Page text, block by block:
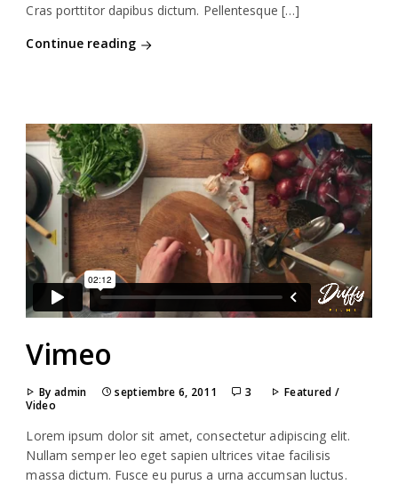
Cras porttitor dapibus dictum. Pellentesque […]
Continue reading
Vimeo
By admin septiembre 6, 2011 3 Featured /
Video
Lorem ipsum dolor sit amet, consectetur adipiscing elit.
Nullam semper leo eget sapien ultrices vitae facilisis
massa dictum. Fusce eu purus a urna accumsan luctus.